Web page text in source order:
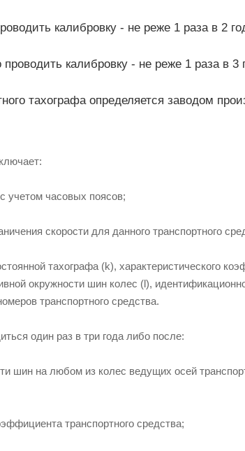
калибровку - не реже 1 раза в 2
калибровку - не реже 1 раза в 3
тахографа определяется заводом
учетом часовых поясов;
скорости для данного транспортного
тахографа (k), характеристического
окружности шин колес (l),
транспортного средства.
один раз в три года либо после:
шин на любом из колес ведущих осей
транспортного средства;